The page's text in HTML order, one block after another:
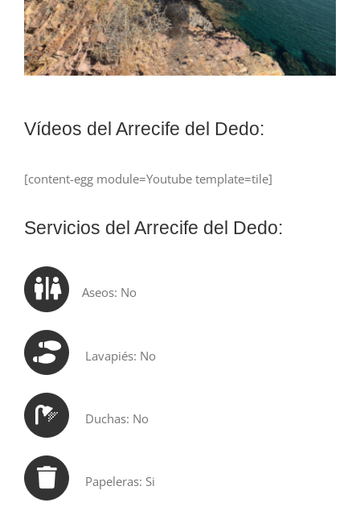
Vídeos del Arrecife del Dedo:
[content-egg module=Youtube template=tile]
Servicios del Arrecife del Dedo:
Aseos: No
Lavapiés: No
Duchas: No
Papeleras: Si